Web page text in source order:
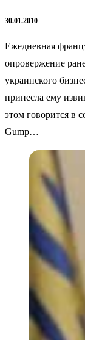
30.01.2010
Ежедневная
опровержение
украинского
принесла ему
этом говорится в
Gump…